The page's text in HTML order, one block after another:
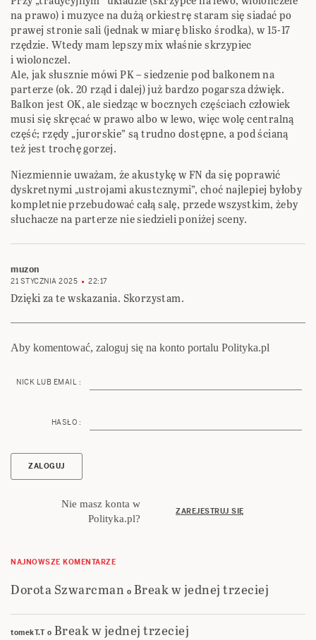
na prawo) i muzyce na dużą orkiestrę staram się siadać po
prawej stronie sali (jednak w miarę blisko środka), w 15-17
rzędzie. Wtedy mam lepszy mix właśnie skrzypiec
i wiolonczel.
Ale, jak słusznie mówi PK – siedzenie pod balkonem na
parterze (ok. 20 rząd i dalej) już bardzo pogarsza dźwięk.
Balkon jest OK, ale siedząc w bocznych częściach człowiek
musi się skręcać w prawo albo w lewo, więc wolę centralną
część; rzędy „jurorskie” są trudno dostępne, a pod ścianą
też jest trochę gorzej.
Niezmiennie uważam, że akustykę w FN da się poprawić
dyskretnymi „ustrojami akustcznymi”, choć najlepiej byłoby
kompletnie przebudować całą salę, przede wszystkim, żeby
słuchacze na parterze nie siedzieli poniżej sceny.
muzon
21 STYCZNIA 2025 22:17
Dzięki za te wskazania. Skorzystam.
Aby komentować, zaloguj się na konto portalu Polityka.pl
NICK LUB EMAIL :
HASŁO :
Nie masz konta w
Polityka.pl?
ZAREJESTRUJ SIĘ
NAJNOWSZE KOMENTARZE
Dorota Szwarcman o Break w jednej trzeciej
tomekT.To Break w jednej trzeciej